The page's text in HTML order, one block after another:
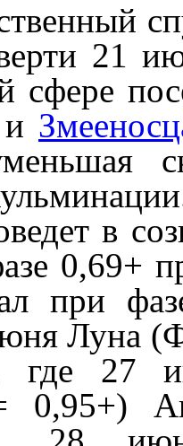
21
сфере
и
в
0,69+
при
Луна
где 27